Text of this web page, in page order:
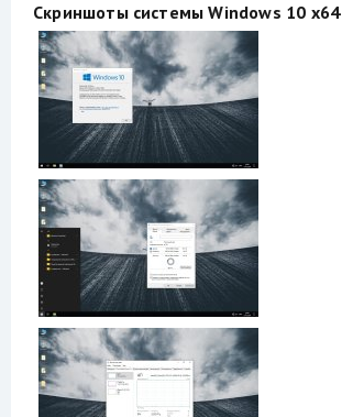
Скриншоты системы Windows 10 x64